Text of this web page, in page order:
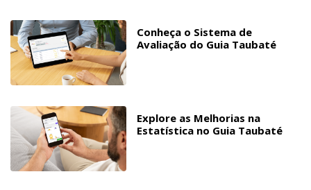
Conheça o Sistema de
Avaliação do Guia Taubaté
Explore as Melhorias na
Estatística no Guia Taubaté